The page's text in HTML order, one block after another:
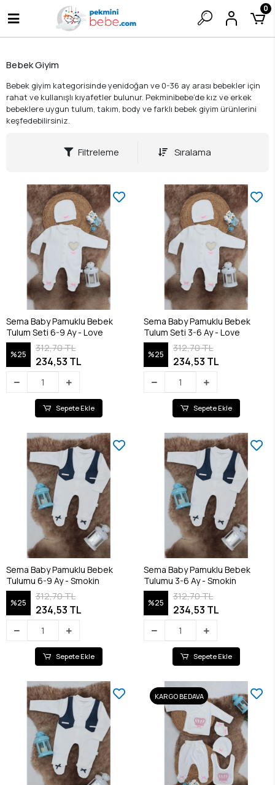
0
Bebek Giyim
Bebek giyim kategorisinde yenidoğan ve 0-36 ay arası bebekler için
rahat ve kullanışlı kıyafetler bulunur. Pekminibebe’de kız ve erkek
bebeklere uygun tulum, takım, body ve farklı bebek giyim ürünlerini
keşfedebilirsiniz.
Filtreleme Sıralama
Sema Baby Pamuklu Bebek
Tulum Seti 6-9 Ay - Love
%25
312,70 TL
234,53 TL
Sepete Ekle
Sema Baby Pamuklu Bebek
Tulum Seti 3-6 Ay - Love
%25
312,70 TL
234,53 TL
Sepete Ekle
Sema Baby Pamuklu Bebek
Tulumu 6-9 Ay - Smokin
%25
312,70 TL
234,53 TL
Sepete Ekle
Sema Baby Pamuklu Bebek
Tulumu 3-6 Ay - Smokin
%25
312,70 TL
234,53 TL
Sepete Ekle
KARGO BEDAVA